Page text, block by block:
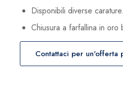
Disponibili diverse carature.
Chiusura a farfallina in oro
Contattaci per un'offerta